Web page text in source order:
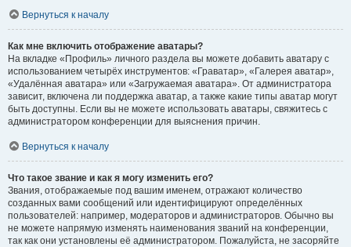
Вернуться к началу
Как мне включить отображение аватары?
На вкладке «Профиль» личного раздела вы можете добавить аватару с
использованием четырёх инструментов: «Граватар», «Галерея аватар»,
«Удалённая аватара» или «Загружаемая аватара». От администратора
зависит, включена ли поддержка аватар, а также какие типы аватар могут
быть доступны. Если вы не можете использовать аватары, свяжитесь с
администратором конференции для выяснения причин.
Вернуться к началу
Что такое звание и как я могу изменить его?
Звания, отображаемые под вашим именем, отражают количество
созданных вами сообщений или идентифицируют определённых
пользователей: например, модераторов и администраторов. Обычно вы
не можете напрямую изменять наименования званий на конференции,
так как они установлены её администратором. Пожалуйста, не засоряйте